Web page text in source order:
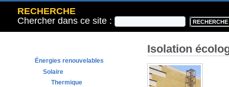
RECHERCHE
Chercher dans ce site :
Énergies renouvelables
Solaire
Thermique
Isolation